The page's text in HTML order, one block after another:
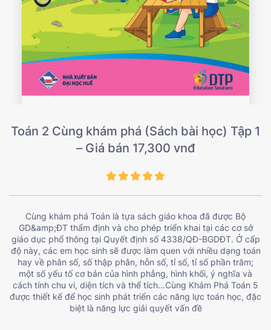
Toán 2 Cùng khám phá (Sách bài học) Tập 1
– Giá bán 17,300 vnđ
Cùng khám phá Toán là tựa sách giáo khoa đã được Bộ
GD&amp;ĐT thẩm định và cho phép triển khai tại các cơ sở
giáo dục phổ thông tại Quyết định số 4338/QĐ-BGDĐT. Ở cấp
độ này, các em học sinh sẽ được làm quen với nhiều dạng toán
hay về phân số, số thập phân, hỗn số, tỉ số, tỉ số phần trăm;
một số yếu tố cơ bản của hình phẳng, hình khối, ý nghĩa và
cách tính chu vi, diện tích và thể tích...Cùng Khám Phá Toán 5
được thiết kế để học sinh phát triển các năng lực toán học, đặc
biệt là năng lực giải quyết vấn đề